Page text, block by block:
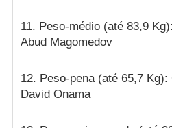
11. Peso-médio (até 83,9
Abud Magomedov
12. Peso-pena (até 65,7
David Onama